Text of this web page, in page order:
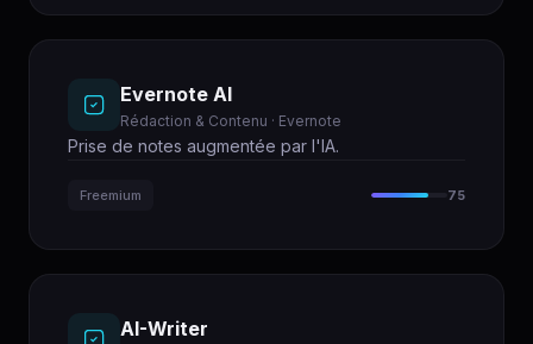
Evernote AI
Rédaction & Contenu · Evernote
Prise de notes augmentée par l'IA.
Freemium 75
AI-Writer